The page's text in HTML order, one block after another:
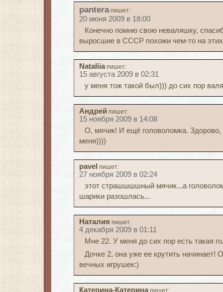
pantera пишет:
20 июня 2009 в 18:00
Конечно помню свою неваляшку,
выросшие в СССР похожи чем-то на
Nataliia пишет:
15 августа 2009 в 02:31
у меня тож такой был))) до сих пор
Андрей пишет:
15 ноября 2009 в 14:08
О, мячик! И ещё головоломка.
меня))))
pavel пишет:
27 ноября 2009 в 02:24
этот страшшшшный мячик...а
шарики разошлась...
Наталия пишет:
4 декабря 2009 в 01:11
Мне 22. У меня до сих пор есть такая
Дочке 2, она уже ее крутить начинает!
вечных игрушек:)
Катерина-Катерина пишет: